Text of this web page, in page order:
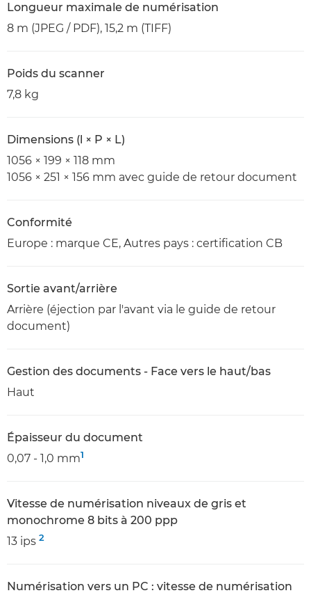
Longueur maximale de numérisation
8 m (JPEG / PDF), 15,2 m (TIFF)
Poids du scanner
7,8 kg
Dimensions (l × P × L)
1056 × 199 × 118 mm
1056 × 251 × 156 mm avec guide de retour document
Conformité
Europe : marque CE, Autres pays : certification CB
Sortie avant/arrière
Arrière (éjection par l'avant via le guide de retour
document)
Gestion des documents - Face vers le haut/bas
Haut
Épaisseur du document
0,07 - 1,0 mm1
Vitesse de numérisation niveaux de gris et
monochrome 8 bits à 200 ppp
13 ips 2
Numérisation vers un PC : vitesse de numérisation